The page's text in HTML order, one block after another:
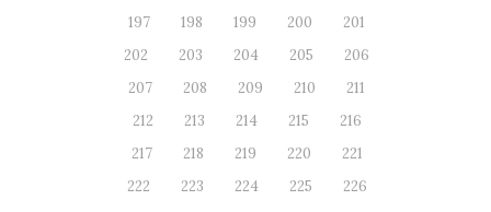
197
198 199 200
201
202
203 204 205
206
207
208 209 210
211
212
213 214 215
216
217
218 219 220
221
222
223 224 225
226